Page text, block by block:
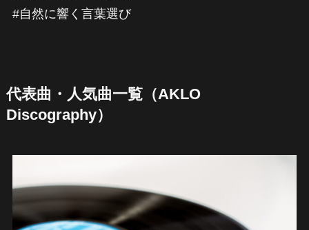
#自然に響く言葉選び
代表曲・人気曲一覧（AKLO
Discography）